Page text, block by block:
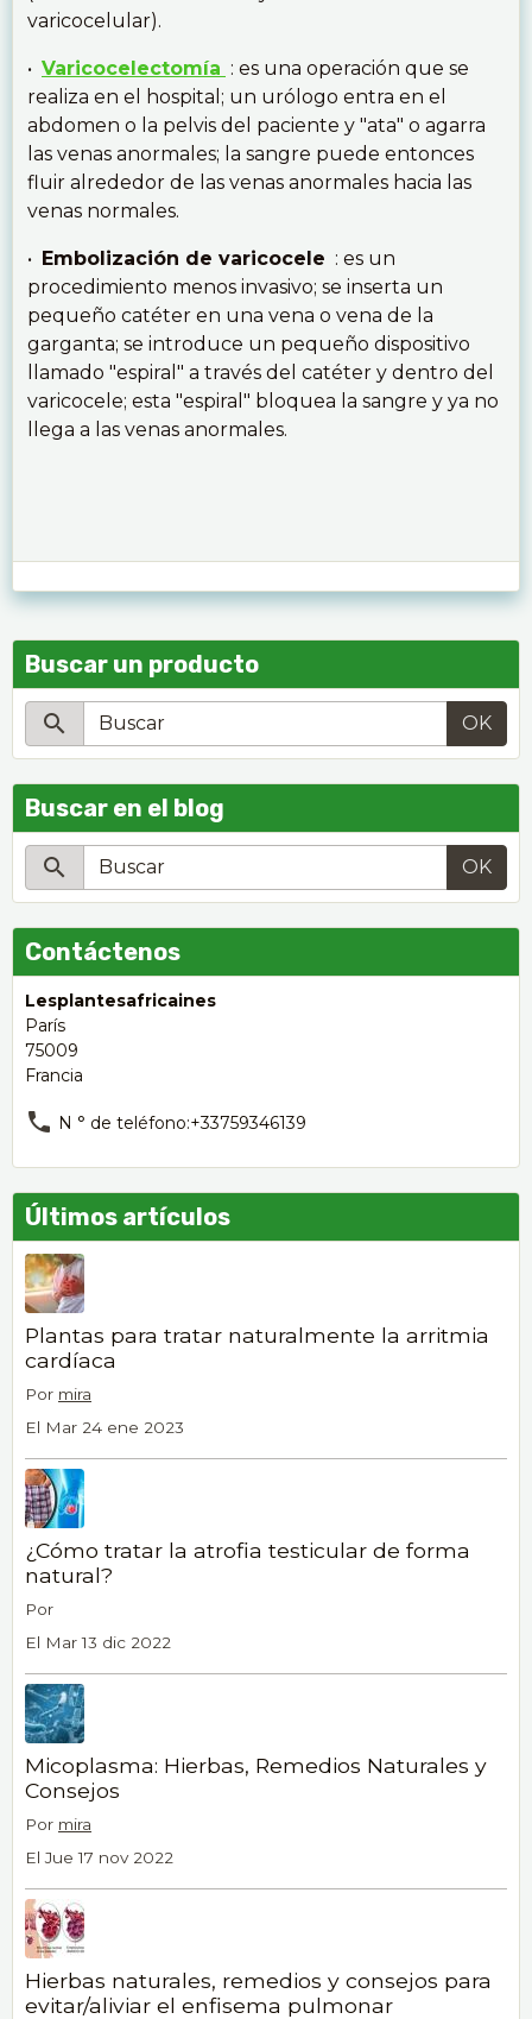
varicocelular).
• Varicocelectomía : es una operación que se
realiza en el hospital; un urólogo entra en el
abdomen o la pelvis del paciente y "ata" o agarra
las venas anormales; la sangre puede entonces
fluir alrededor de las venas anormales hacia las
venas normales.
• Embolización de varicocele : es un
procedimiento menos invasivo; se inserta un
pequeño catéter en una vena o vena de la
garganta; se introduce un pequeño dispositivo
llamado "espiral" a través del catéter y dentro del
varicocele; esta "espiral" bloquea la sangre y ya no
llega a las venas anormales.
Buscar un producto
OK
Buscar en el blog
OK
Contáctenos
Lesplantesafricaines
París
75009
Francia
N ° de teléfono:+33759346139
Últimos artículos
Plantas para tratar naturalmente la arritmia
cardíaca
Por mira
El Mar 24 ene 2023
¿Cómo tratar la atrofia testicular de forma
natural?
Por
El Mar 13 dic 2022
Micoplasma: Hierbas, Remedios Naturales y
Consejos
Por mira
El Jue 17 nov 2022
Hierbas naturales, remedios y consejos para
evitar/aliviar el enfisema pulmonar